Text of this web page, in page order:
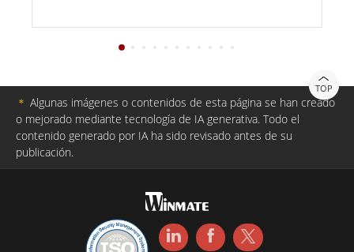
TOP
＊ Algunas imágenes o contenidos de esta página se han creado
o mejorado mediante tecnología de IA generativa. Todo el
contenido generado por IA ha sido revisado antes de su
publicación.